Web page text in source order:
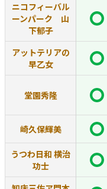
ニコフィーバル
ーンパーク 山
下郁子
アットテリアの
早乙女
堂園秀隆
崎久保輝美
うつわ日和 横治
功士